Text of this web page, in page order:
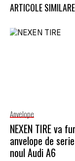
ARTICOLE SIMILARE
Anvelope
NEXEN TIRE va
anvelope de
noul Audi A6